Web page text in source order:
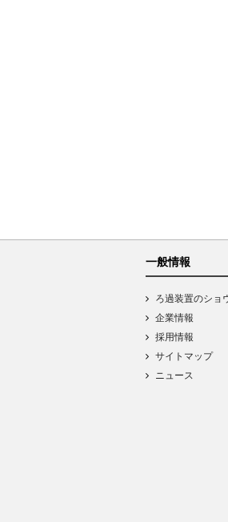
一般情報
ろ過装置のショ
企業情報
採用情報
サイトマップ
ニュース